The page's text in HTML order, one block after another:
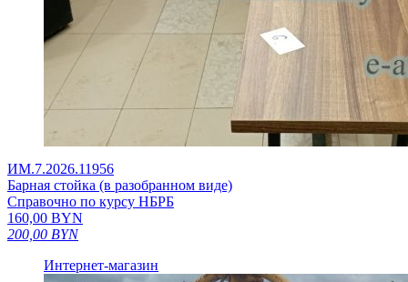
ИМ.7.2026.11956
Барная стойка (в разобранном виде)
Справочно по курсу НБРБ
160,00 BYN
200,00 BYN
Интернет-магазин